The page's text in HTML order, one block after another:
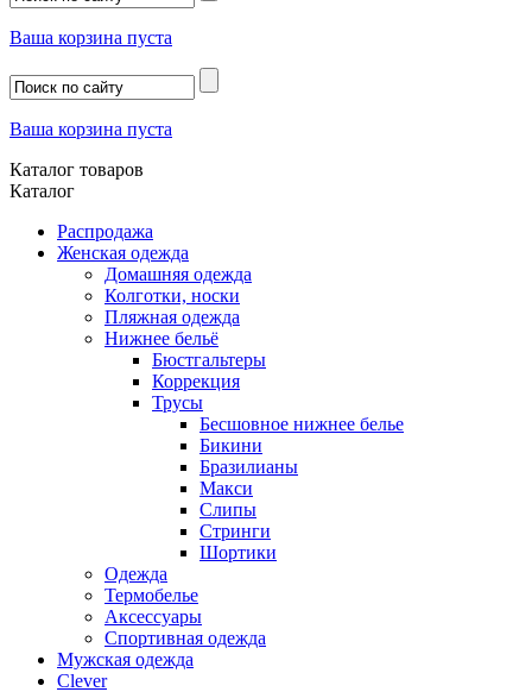
Ваша корзина пуста
Ваша корзина пуста
Каталог товаров
Каталог
Распродажа
Женская одежда
Домашняя одежда
Колготки, носки
Пляжная одежда
Нижнее бельё
Бюстгальтеры
Коррекция
Трусы
Бесшовное нижнее белье
Бикини
Бразилианы
Макси
Слипы
Стринги
Шортики
Одежда
Термобелье
Аксессуары
Спортивная одежда
Мужская одежда
Clever